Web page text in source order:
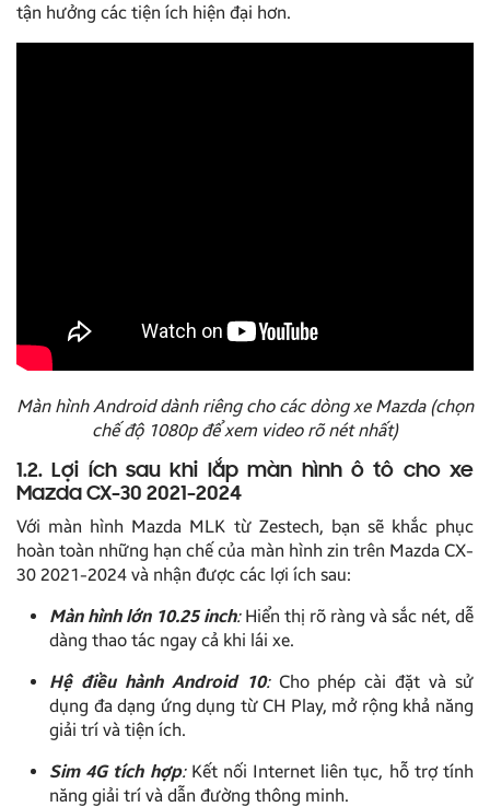
tận hưởng các tiện ích hiện đại hơn.
Màn hình Android dành riêng cho các dòng xe Mazda (chọn
chế độ 1080p để xem video rõ nét nhất)
1.2. Lợi ích sau khi lắp màn hình ô tô cho xe
Mazda CX-30 2021-2024
Với màn hình Mazda MLK từ Zestech, bạn sẽ khắc phục
hoàn toàn những hạn chế của màn hình zin trên Mazda CX-
30 2021-2024 và nhận được các lợi ích sau:
Màn hình lớn 10.25 inch:Hiển thị rõ ràng và sắc nét, dễ
dàng thao tác ngay cả khi lái xe.
Hệ điều hành Android 10:Cho phép cài đặt và sử
dụng đa dạng ứng dụng từ CH Play, mở rộng khả năng
giải trí và tiện ích.
Sim 4G tích hợp:Kết nối Internet liên tục, hỗ trợ tính
năng giải trí và dẫn đường thông minh.